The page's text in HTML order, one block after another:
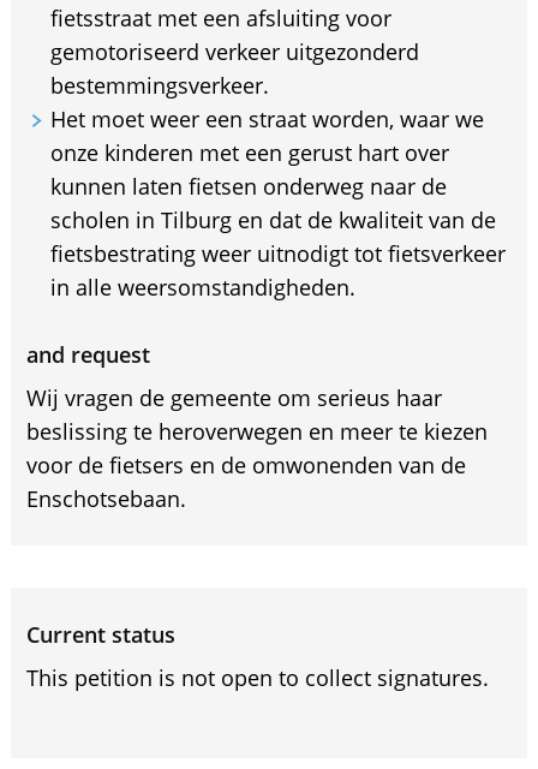
fietsstraat met een afsluiting voor
gemotoriseerd verkeer uitgezonderd
bestemmingsverkeer.
Het moet weer een straat worden, waar we
onze kinderen met een gerust hart over
kunnen laten fietsen onderweg naar de
scholen in Tilburg en dat de kwaliteit van de
fietsbestrating weer uitnodigt tot fietsverkeer
in alle weersomstandigheden.
and request
Wij vragen de gemeente om serieus haar
beslissing te heroverwegen en meer te kiezen
voor de fietsers en de omwonenden van de
Enschotsebaan.
Current status
This petition is not open to collect signatures.